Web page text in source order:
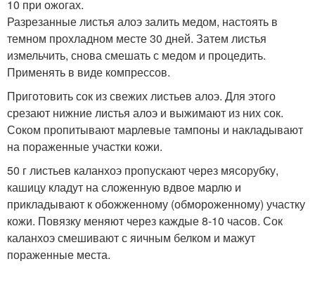
10 при ожогах.
Разрезанные листья алоэ залить медом, настоять в
темном прохладном месте 30 дней. Затем листья
измельчить, снова смешать с медом и процедить.
Применять в виде компрессов.
Приготовить сок из свежих листьев алоэ. Для этого
срезают нижние листья алоэ и выжимают из них сок.
Соком пропитывают марлевые тампоны и накладывают
на пораженные участки кожи.
50 г листьев каланхоэ пропускают через мясорубку,
кашицу кладут на сложенную вдвое марлю и
прикладывают к обожженному (обмороженному) участку
кожи. Повязку меняют через каждые 8-10 часов. Сок
каланхоэ смешивают с яичным белком и мажут
пораженные места.